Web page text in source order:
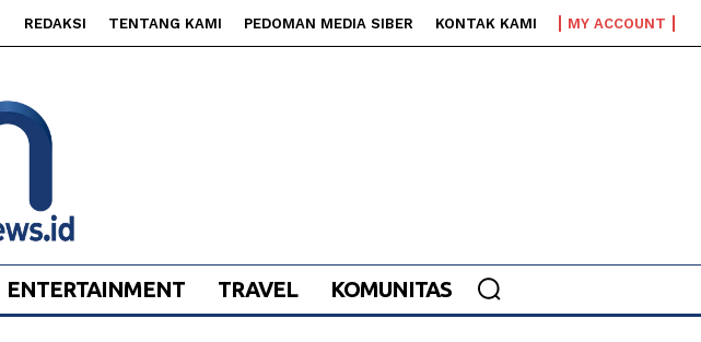
REDAKSI TENTANG KAMI PEDOMAN MEDIA SIBER KONTAK KAMI MY ACCOUNT
ENTERTAINMENT TRAVEL KOMUNITAS